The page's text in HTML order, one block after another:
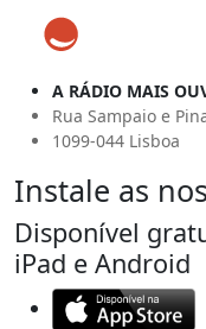
A RÁDIO MAIS
Rua Sampaio e
1099-044 Lisboa
Instale as
Disponível
iPad e Android